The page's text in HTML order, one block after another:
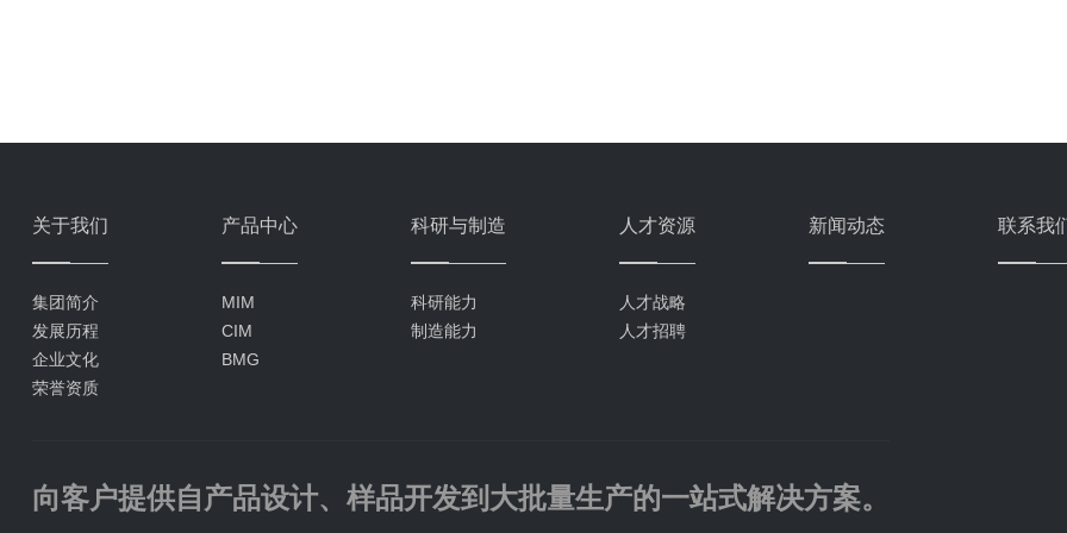
关于我们
集团简介
发展历程
企业文化
荣誉资质
产品中心
MIM
CIM
BMG
科研与制造
科研能力
制造能力
人才资源
人才战略
人才招聘
新闻动态 联系我
向客户提供自产品设计、样品开发到大批量生产的一站式解决方案。